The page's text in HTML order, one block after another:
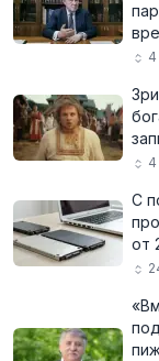
4
4
С
от